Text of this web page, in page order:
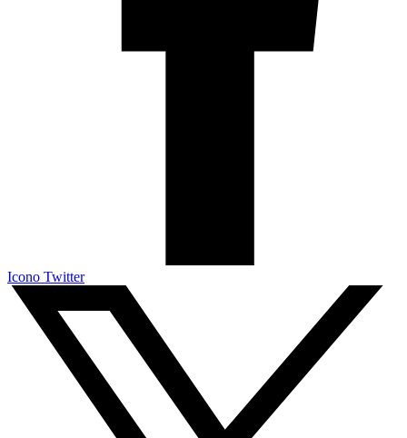
Icono Twitter